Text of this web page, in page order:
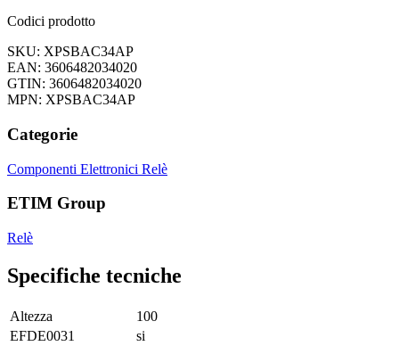
Codici prodotto
SKU: XPSBAC34AP
EAN: 3606482034020
GTIN: 3606482034020
MPN: XPSBAC34AP
Categorie
Componenti Elettronici Relè
ETIM Group
Relè
Specifiche tecniche
Altezza
100
EFDE0031
si